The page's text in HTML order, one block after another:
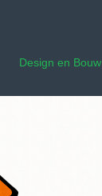
Design en Bouw